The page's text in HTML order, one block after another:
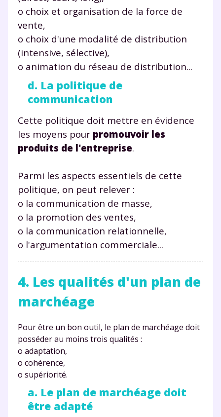
o choix et organisation de la force de
vente,
o choix d'une modalité de distribution
(intensive, sélective),
o animation du réseau de distribution...
d. La politique de
communication
Cette politique doit mettre en évidence
les moyens pour promouvoir les
produits de l'entreprise.
Parmi les aspects essentiels de cette
politique, on peut relever :
o la communication de masse,
o la promotion des ventes,
o la communication relationnelle,
o l'argumentation commerciale...
4. Les qualités d'un plan de
marchéage
Pour être un bon outil, le plan de marchéage doit
posséder au moins trois qualités :
o adaptation,
o cohérence,
o supériorité.
a. Le plan de marchéage doit
être adapté